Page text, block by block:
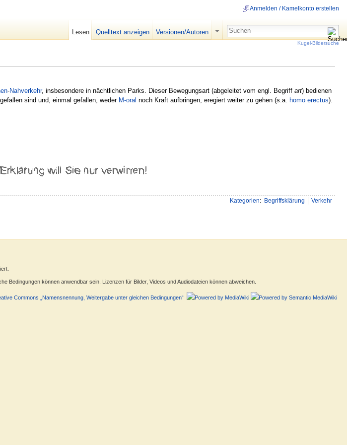
-Nahverkehr, insbesondere in nächtlichen Parks. Dieser Bewegungsart (abgeleitet vom engl. Begriff art) bedienen
gefallen sind und, einmal gefallen, weder M-oral noch Kraft aufbringen, eregiert weiter zu gehen (s.a. homo erectus).
Kategorien: Begriffsklärung Verkehr
Anmelden / Kamelkonto erstellen
Lesen Quelltext anzeigen Versionen/Autoren
Kugel-Bildersuche
Bedingungen können anwendbar sein. Lizenzen für Bilder, Videos und Audiodateien können abweichen.